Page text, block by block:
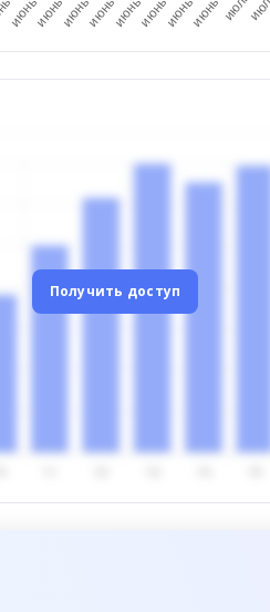
Получить доступ